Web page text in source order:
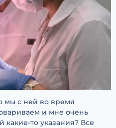
мы с ней во время
и мне очень
какие-то указания? Все